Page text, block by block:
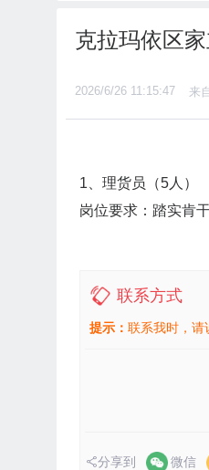
克拉玛依区
2026/6/26 11:15:47 来
1、理货员（5人）
岗位要求：踏实肯
联系方式
提示： 联系我时，请
分享到 微信